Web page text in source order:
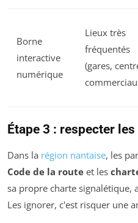
Borne
interactive
numérique
Lieux très
fréquentés
(gares,
Étape 3 : respecter
Dans la région nantaise, les
Code de la route et les
sa propre charte signalétique,
Les ignorer, c'est risquer une